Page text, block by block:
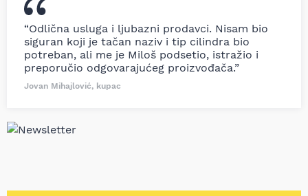
“Odlična usluga i ljubazni prodavci. Nisam bio
siguran koji je tačan naziv i tip cilindra bio
potreban, ali me je Miloš podsetio, istražio i
preporučio odgovarajućeg proizvođača.”
Jovan Mihajlović, kupac